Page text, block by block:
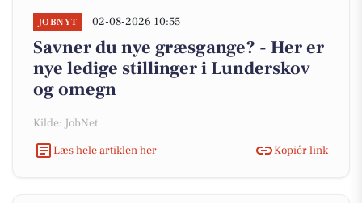
JOBNYT 02-08-2026 10:55
Savner du nye græsgange? - Her er
nye ledige stillinger i Lunderskov
og omegn
Kilde: JobNet
Læs hele artiklen her
Kopiér link